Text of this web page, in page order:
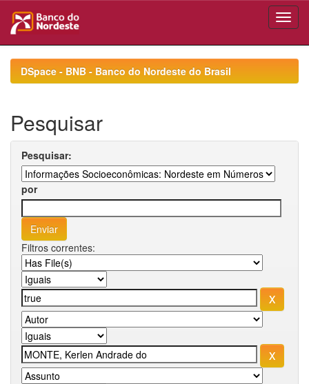
navigationDSpace - BNB - Banco do Nordeste do Brasil
Pesquisar
Pesquisar:
por
Filtros correntes: